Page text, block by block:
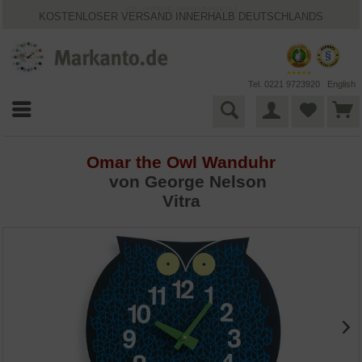
KOSTENLOSER VERSAND INNERHALB DEUTSCHLANDS
BESTPRICE-GARANTIE
Tel. 0221 9723920 English
Omar the Owl Wanduhr
von George Nelson
Vitra